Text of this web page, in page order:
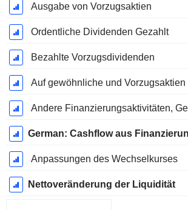
Ausgabe von Vorzugsaktien
Ordentliche Dividenden Gezahlt
Bezahlte Vorzugsdividenden
Andere Finanzierungsaktivitäten,
German: Cashflow aus
Anpassungen des Wechselkurses
Nettoveränderung der Liquidität